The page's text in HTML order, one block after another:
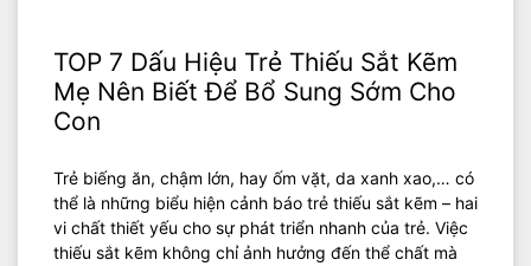
TOP 7 Dấu Hiệu Trẻ Thiếu Sắt Kẽm
Mẹ Nên Biết Để Bổ Sung Sớm Cho
Con
Trẻ biếng ăn, chậm lớn, hay ốm vặt, da xanh xao,… có
thể là những biểu hiện cảnh báo trẻ thiếu sắt kẽm – hai
vi chất thiết yếu cho sự phát triển nhanh của trẻ. Việc
thiếu sắt kẽm không chỉ ảnh hưởng đến thể chất mà